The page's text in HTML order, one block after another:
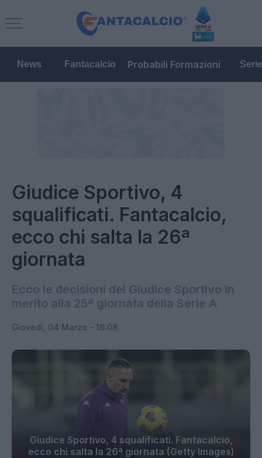
News Fantacalcio Probabili Formazioni
Giudice Sportivo, 4
squalificati. Fantacalcio,
ecco chi salta la 26ª
giornata
Ecco le decisioni del Giudice Sportivo in
merito alla 25ª giornata della Serie A
Giovedì, 04 Marzo - 16:08
Giudice Sportivo, 4 squalificati. Fantacalcio,
ecco chi salta la 26ª giornata (Getty Images)